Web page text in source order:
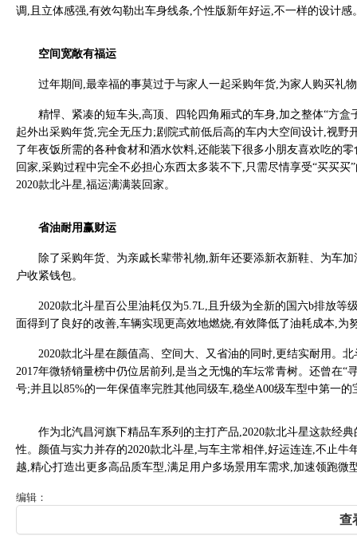
调,且立体感强,有效勾勒出车身线条,个性版新年好运,不一样的设计感
空间宽敞有福运
过年期间,最幸福的事莫过于与家人一起采购年货,为家人购买礼
精悍、紧凑的短车头,高顶、四轮四角厢式的车身,加之整体“方
起外出采购年货,完全无压力;剧院式前低后高的车内大空间设计,视
了年夜饭所需的各种食材和酒水饮料,还能装下很多小朋友喜欢吃的
回家,采购过程中完全不必担心东西太多装不下,只需尽情享受“买买
2020款北斗星,福运满满装回家。
省油耐用赢财运
除了采购年货、为亲戚长辈带礼物,新年还要添新衣新鞋、为车
户收紧钱包。
2020款北斗星百公里油耗仅为5.7L,且升级为全新的国六b排放
面得到了良好的改善,车辆实现更高效地燃烧,有效降低了油耗成本,为
2020款北斗星在颜值高、空间大、又省油的同时,更结实耐用。
2017年微轿销量榜中仍位居前列,是当之无愧的车坛常青树。还曾在“
号;并且以85%的一年保值率完胜其他同级车,稳坐A00级车型中第一
作为北汽昌河旗下精品车系列的主打产品,2020款北斗星这款经
性。颜值与实力并存的2020款北斗星,与车主常相伴,好运连连,不止
越,精心打造出更多高品质车型,满足用户多场景用车需求,加速领跑微
编辑：
查